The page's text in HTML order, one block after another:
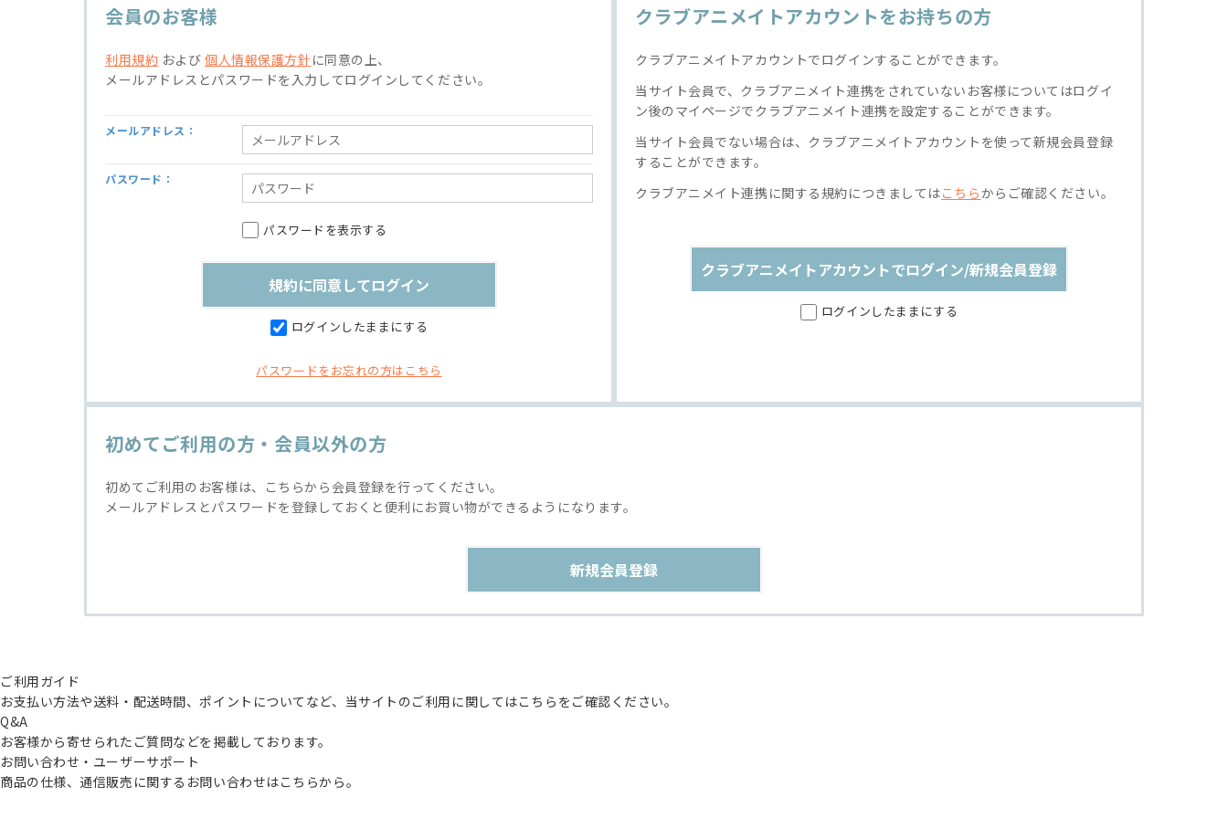
会員のお客様
利用規約 および個人情報保護方針 に同意の上、
メールアドレスとパスワードを入力してログインしてください。
メールアドレス：
パスワード：
パスワードを表示する
ログインしたままにする
パスワードをお忘れの方はこちら
クラブアニメイトアカウントをお持ちの方
クラブアニメイトアカウントでログインすることができます。
当サイト会員で、クラブアニメイト連携をされていないお客様についてはログイ
ン後のマイページでクラブアニメイト連携を設定することができます。
当サイト会員でない場合は、クラブアニメイトアカウントを使って新規会員登録
することができます。
クラブアニメイト連携に関する規約につきましてはこちらからご確認ください。
クラブアニメイトアカウントでログイン/新規会員登録
ログインしたままにする
初めてご利用の方・会員以外の方
初めてご利用のお客様は、こちらから会員登録を行ってください。
メールアドレスとパスワードを登録しておくと便利にお買い物ができるようになります。
ご利用ガイド
お支払い方法や送料・配送時間、ポイントについてなど、当サイトのご利用に関してはこちらをご確認ください。
Q&A
お客様から寄せられたご質問などを掲載しております。
お問い合わせ・ユーザーサポート
商品の仕様、通信販売に関するお問い合わせはこちらから。